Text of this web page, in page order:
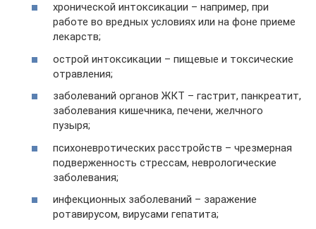
хронической интоксикации – например, при
работе во вредных условиях или на фоне приеме
лекарств;
острой интоксикации – пищевые и токсические
отравления;
заболеваний органов ЖКТ – гастрит, панкреатит,
заболевания кишечника, печени, желчного
пузыря;
психоневротических расстройств – чрезмерная
подверженность стрессам, неврологические
заболевания;
инфекционных заболеваний – заражение
ротавирусом, вирусами гепатита;